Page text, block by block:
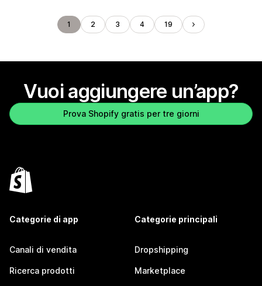
1 2 3 4 19
Vuoi aggiungere un’app?
Prova Shopify gratis per tre giorni
Categorie di app
Canali di vendita
Ricerca prodotti
Categorie principali
Dropshipping
Marketplace